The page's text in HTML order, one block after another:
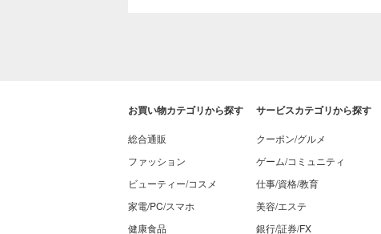
お買い物カテゴリから探す
総合通販
ファッション
ビューティー/コスメ
家電/PC/スマホ
健康食品
サービスカテゴリから探す
クーポン/グルメ
ゲーム/コミュニティ
仕事/資格/教育
美容/エステ
銀行/証券/FX